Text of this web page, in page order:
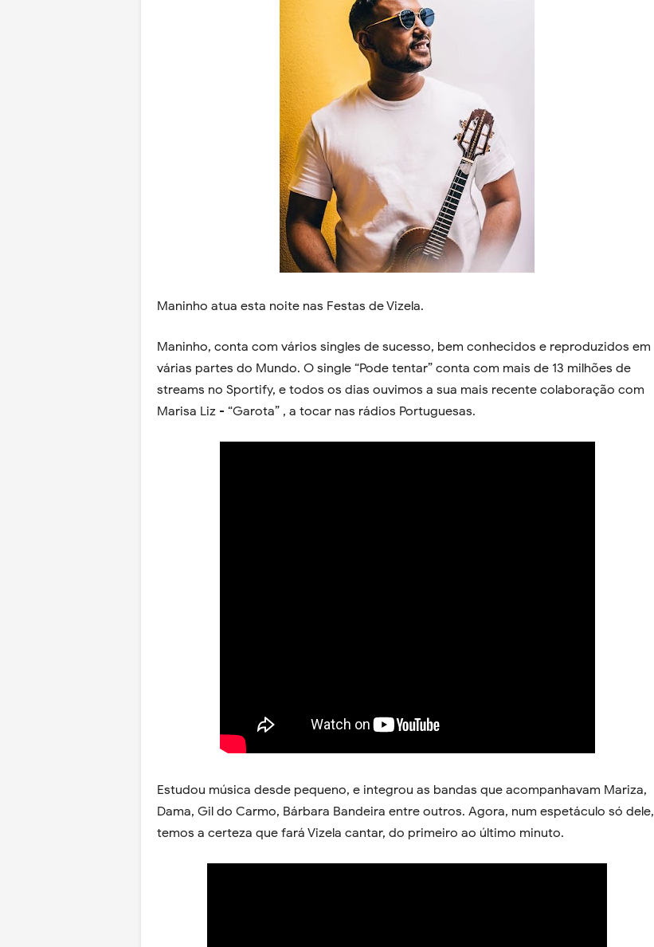
Maninho atua esta noite nas Festas de Vizela.
Maninho, conta com vários singles de sucesso, bem conhecidos e reproduzidos em
várias partes do Mundo. O single “Pode tentar” conta com mais de 13 milhões de
streams no Sportify, e todos os dias ouvimos a sua mais recente colaboração com
Marisa Liz - “Garota” , a tocar nas rádios Portuguesas.
Estudou música desde pequeno, e integrou as bandas que acompanhavam Mariza,
Dama, Gil do Carmo, Bárbara Bandeira entre outros. Agora, num espetáculo só dele,
temos a certeza que fará Vizela cantar, do primeiro ao último minuto.